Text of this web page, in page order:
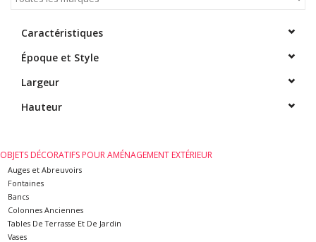
Sols En Pierre, Terre Cuite &
Marbre
Outlet
Marbres Antiques
Base de Données IA
Caractéristiques
Époque et Style
Largeur
Hauteur
OBJETS DÉCORATIFS POUR AMÉNAGEMENT EXTÉRIEUR
Auges et Abreuvoirs
Fontaines
Bancs
Colonnes Anciennes
Tables De Terrasse Et De Jardin
Vases